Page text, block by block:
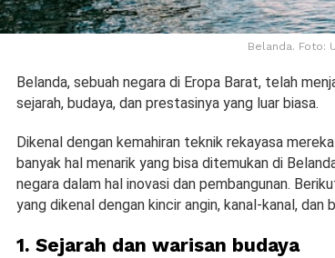
Belanda. Foto:
Belanda, sebuah negara di Eropa Barat, telah
sejarah, budaya, dan prestasinya yang luar biasa.
Dikenal dengan kemahiran teknik rekayasa
banyak hal menarik yang bisa ditemukan di
negara dalam hal inovasi dan pembangunan.
yang dikenal dengan kincir angin, kanal-kanal, dan
1. Sejarah dan warisan budaya